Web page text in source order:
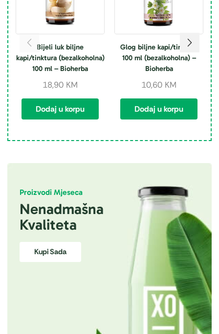
Bijeli luk biljne
kapi/tinktura (bezalkoholna)
100 ml – Bioherba
18,90 KM
Dodaj u korpu
Glog biljne kapi/tinktura
100 ml (bezalkoholna) –
Bioherba
10,60 KM
Dodaj u korpu
Proizvodi Mjeseca
Nenadmašna
Kvaliteta
Kupi Sada